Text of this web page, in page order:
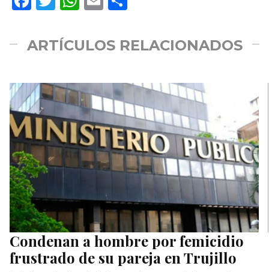
ARTÍCULOS RELACIONADOS
Condenan a hombre por femicidio
frustrado de su pareja en Trujillo